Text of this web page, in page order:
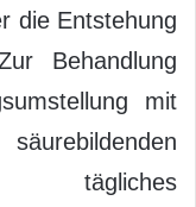
die Entstehung
Behandlung
mit
tägliches